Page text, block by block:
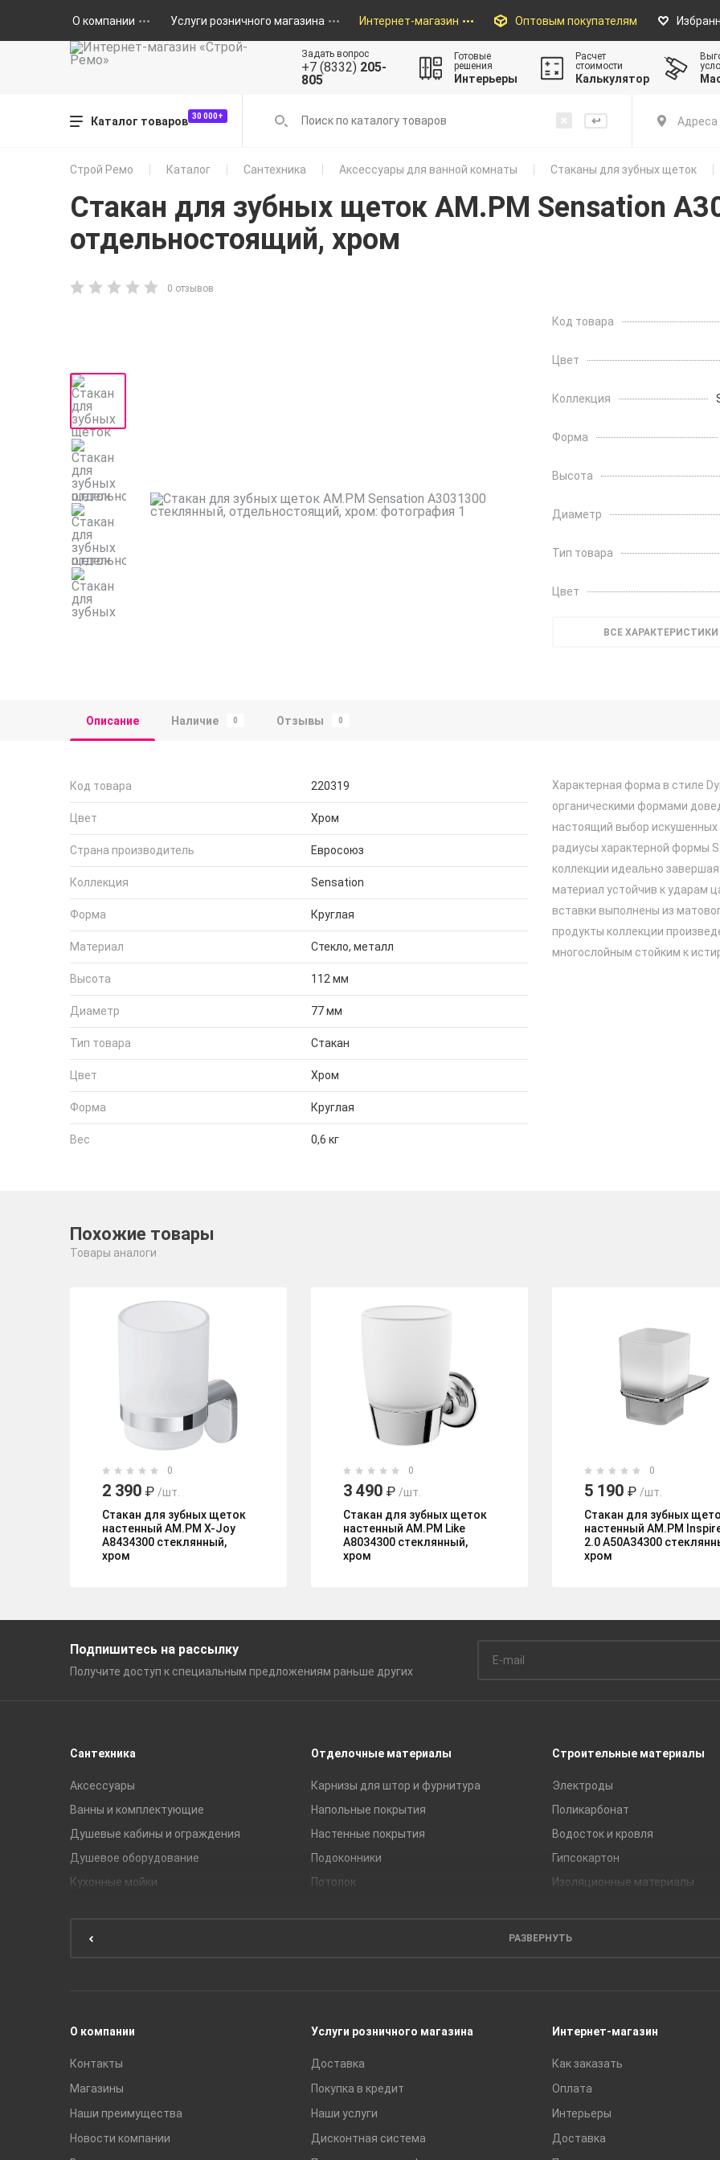
О компании Услуги розничного магазина Интернет-магазин Оптовым покупателям
Задать вопрос
+7 (8332) 205-
805
Готовые
решения
Интерьеры
Расчет
стоимости
Калькулятор
Каталог товаров 30 000+ Адреса
Строй Ремо Каталог Сантехника Аксессуары для ванной комнаты Стаканы для зубных щеток
Стакан для зубных щеток AM.PM Sensation
отдельностоящий, хром
0 отзывов
Код товара
Цвет
Коллекция
Форма
Высота
Диаметр
Тип товара
Цвет
ВСЕ ХАРАКТЕРИСТИКИ
Описание Наличие 0 Отзывы 0
Код товара 220319
Цвет Хром
Страна производитель Евросоюз
Коллекция Sensation
Форма Круглая
Материал Стекло, металл
Высота 112 мм
Диаметр 77 мм
Тип товара Стакан
Цвет Хром
Форма Круглая
Вес 0,6 кг
Характерная форма в стиле
органическими формами
настоящий выбор
радиусы характерной формы
коллекции идеально
материал устойчив к ударам
вставки выполнены из
продукты коллекции
многослойным стойким к
Похожие товары
Товары аналоги
0
2 390 ₽ /шт.
Стакан для зубных щеток
настенный AM.PM X-Joy
A8434300 стеклянный,
хром
0
3 490 ₽ /шт.
Стакан для зубных щеток
настенный AM.PM Like
A8034300 стеклянный,
хром
0
5 190 ₽ /шт.
Стакан для зубных
настенный AM.PM
2.0 A50A34300
хром
Подпишитесь на рассылку
Получите доступ к специальным предложениям раньше других
Сантехника
Аксессуары
Ванны и комплектующие
Душевые кабины и ограждения
Душевое оборудование
Кухонные мойки
Отделочные материалы
Карнизы для штор и фурнитура
Напольные покрытия
Настенные покрытия
Подоконники
Потолок
Строительные материалы
Электроды
Поликарбонат
Водосток и кровля
Гипсокартон
Изоляционные материалы
Сухие смеси
РАЗВЕРНУТЬ
О компании
Контакты
Магазины
Наши преимущества
Новости компании
Услуги розничного магазина
Доставка
Покупка в кредит
Наши услуги
Дисконтная система
Интернет-магазин
Как заказать
Оплата
Интерьеры
Доставка